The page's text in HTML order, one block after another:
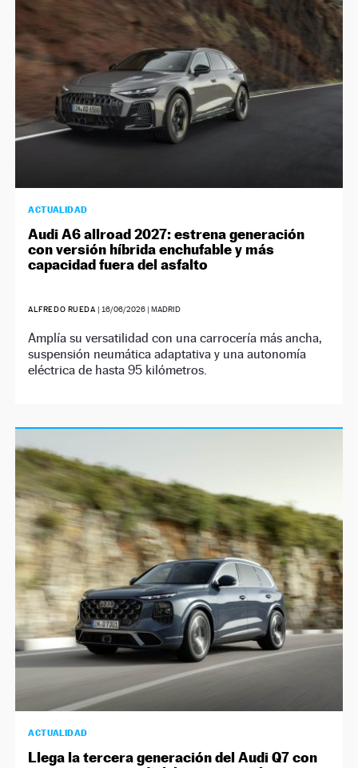
ACTUALIDAD
Audi A6 allroad 2027: estrena generación
con versión híbrida enchufable y más
capacidad fuera del asfalto
ALFREDO RUEDA | 16/06/2026 | MADRID
Amplía su versatilidad con una carrocería más ancha,
suspensión neumática adaptativa y una autonomía
eléctrica de hasta 95 kilómetros.
ACTUALIDAD
Llega la tercera generación del Audi Q7 con